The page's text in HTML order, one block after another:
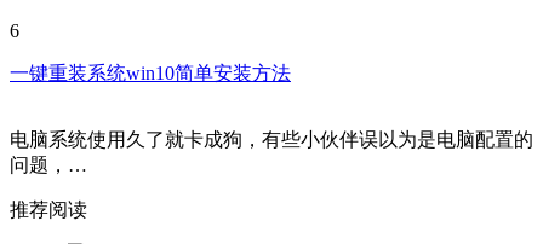
6
一键重装系统win10简单安装方法
电脑系统使用久了就卡成狗，有些小伙伴误以为是电脑配置的
问题，…
推荐阅读